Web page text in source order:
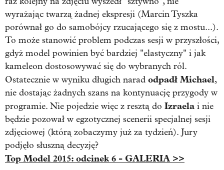
wyrażając twarzą żadnej ekspresji (Marcin Tyszka
porównał go do samobójcy rzucającego się z mostu...).
To może stanowić problem podczas sesji w przyszłości,
gdyż model powinien być bardziej "elastyczny" i jak
kameleon dostosowywać się do wybranych ról.
Ostatecznie w wyniku długich narad odpadł Michael,
nie dostając żadnych szans na kontynuację przygody w
programie. Nie pojedzie więc z resztą do Izraela i nie
będzie pozował w egzotycznej scenerii specjalnej sesji
zdjęciowej (którą zobaczymy już za tydzień). Jury
podjęło słuszną decyzję?
Top Model 2015: odcinek 6 - GALERIA >>